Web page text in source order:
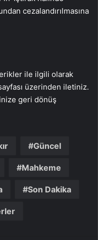
cezalandırılmasına
ile ilgili olarak
üzerinden iletiniz.
geri dönüş
Güncel
Mahkeme
Son Dakika